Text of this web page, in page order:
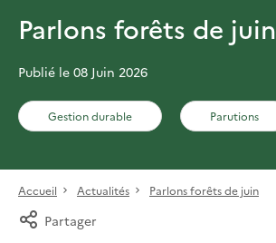
Parlons forêts de juin
Publié le 08 Juin 2026
Gestion durable Parutions
Accueil Actualités Parlons forêts de juin
Partager